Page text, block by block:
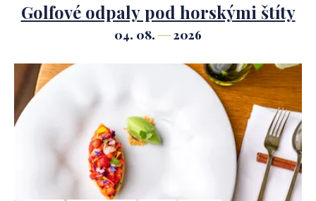
Golfové odpaly pod horskými štíty
04. 08. 2026